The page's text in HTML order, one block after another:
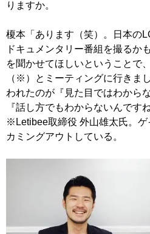
りますか。
榎本「あります（笑）。日本の
ドキュメンタリー番組を撮るか
を聞かせてほしいということで
（※）とミーティングに行きま
われたのが『見た目ではわから
『話し方でもわからないんです
※Letibee取締役 外山雄太氏。ゲ
カミングアウトしている。